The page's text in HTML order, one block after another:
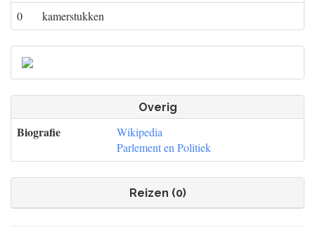
0
kamerstukken
Overig
Biografie
Wikipedia
Parlement en Politiek
Reizen (0)